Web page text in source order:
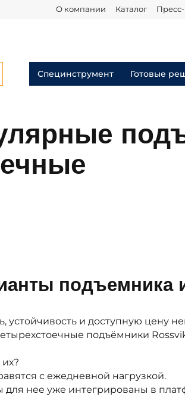
О компании Каталог
Специнструмент Готовые
подъемника
устойчивость и доступную цену
подъёмники
с ежедневной нагрузкой.
для нее уже интегрированы в